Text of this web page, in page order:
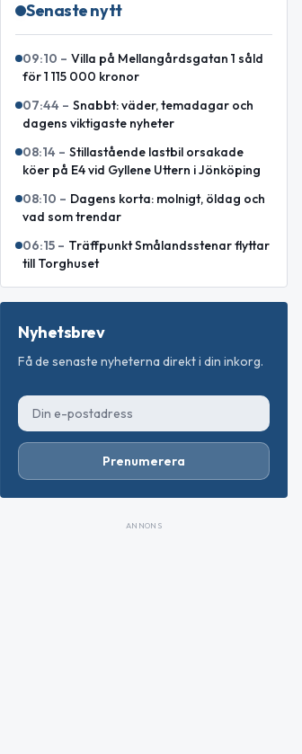
Senaste nytt
09:10 – Villa på Mellangårdsgatan 1 såld
för 1 115 000 kronor
07:44 – Snabbt: väder, temadagar och
dagens viktigaste nyheter
08:14 – Stillastående lastbil orsakade
köer på E4 vid Gyllene Uttern i Jönköping
08:10 – Dagens korta: molnigt, öldag och
vad som trendar
06:15 – Träffpunkt Smålandsstenar flyttar
till Torghuset
Nyhetsbrev
Få de senaste nyheterna direkt i din inkorg.
Prenumerera
ANNONS